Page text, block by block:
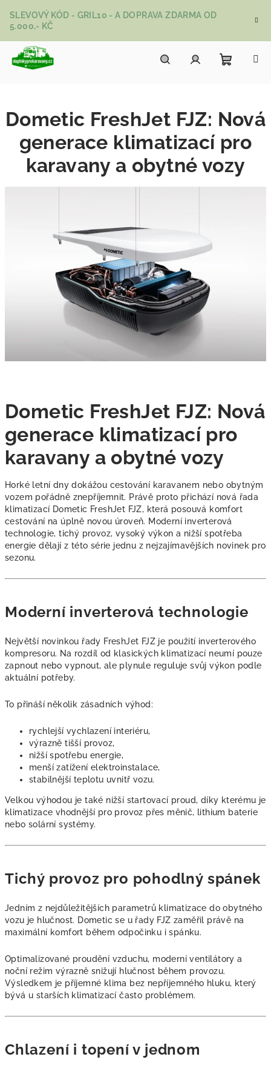
SLEVOVÝ KÓD - GRIL10 - A DOPRAVA ZDARMA OD
5.000,- KČ
Dometic FreshJet FJZ: Nová
generace klimatizací pro
karavany a obytné vozy
Dometic FreshJet FJZ: Nová
generace klimatizací pro
karavany a obytné vozy
Horké letní dny dokážou cestování karavanem nebo obytným
vozem pořádně znepříjemnit. Právě proto přichází nová řada
klimatizací Dometic FreshJet FJZ, která posouvá komfort
cestování na úplně novou úroveň. Moderní inverterová
technologie, tichý provoz, vysoký výkon a nižší spotřeba
energie dělají z této série jednu z nejzajímavějších novinek pro
sezonu.
Moderní inverterová technologie
Největší novinkou řady FreshJet FJZ je použití inverterového
kompresoru. Na rozdíl od klasických klimatizací neumí pouze
zapnout nebo vypnout, ale plynule reguluje svůj výkon podle
aktuální potřeby.
To přináší několik zásadních výhod:
rychlejší vychlazení interiéru,
výrazně tišší provoz,
nižší spotřebu energie,
menší zatížení elektroinstalace,
stabilnější teplotu uvnitř vozu.
Velkou výhodou je také nižší startovací proud, díky kterému je
klimatizace vhodnější pro provoz přes měnič, lithium baterie
nebo solární systémy.
Tichý provoz pro pohodlný spánek
Jedním z nejdůležitějších parametrů klimatizace do obytného
vozu je hlučnost. Dometic se u řady FJZ zaměřil právě na
maximální komfort během odpočinku i spánku.
Optimalizované proudění vzduchu, moderní ventilátory a
noční režim výrazně snižují hlučnost během provozu.
Výsledkem je příjemné klima bez nepříjemného hluku, který
bývá u starších klimatizací často problémem.
Chlazení i topení v jednom